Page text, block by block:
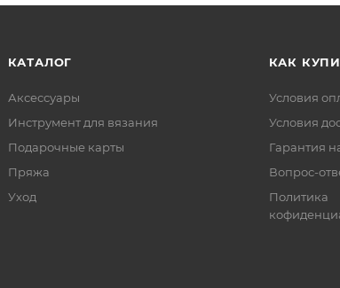
КАТАЛОГ
Аксессуары
Инструмент для вязания
Подарочные карты
Пряжа
Уход
КАК
Условия
Условия
Гарантия
Вопрос-
Политика